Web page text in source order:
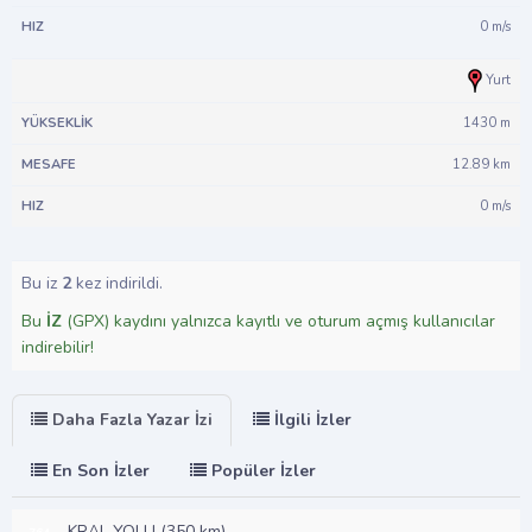
0 m/s
Yurt
1430 m
12.89 km
0 m/s
Bu iz 2kez indirildi.
Bu İZ (GPX) kaydını yalnızca kayıtlı ve oturum açmış kullanıcılar
indirebilir!
Daha Fazla Yazar İzi İlgili İzler
En Son İzler Popüler İzler